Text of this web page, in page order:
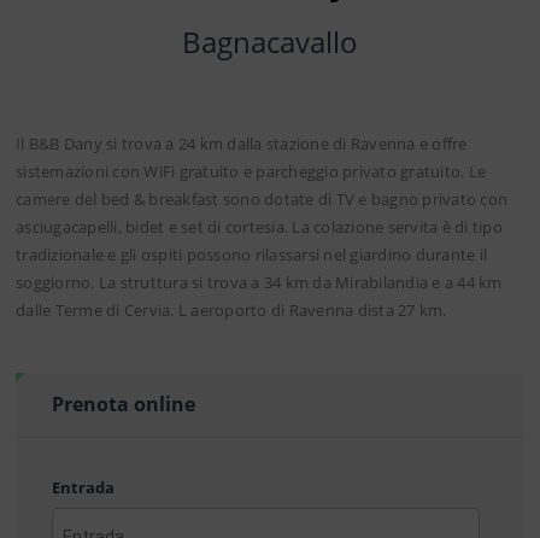
Bagnacavallo
Il B&B Dany si trova a 24 km dalla stazione di Ravenna e offre
sistemazioni con WiFi gratuito e parcheggio privato gratuito. Le
camere del bed & breakfast sono dotate di TV e bagno privato con
asciugacapelli, bidet e set di cortesia. La colazione servita è di tipo
tradizionale e gli ospiti possono rilassarsi nel giardino durante il
soggiorno. La struttura si trova a 34 km da Mirabilandia e a 44 km
dalle Terme di Cervia. L aeroporto di Ravenna dista 27 km.
Prenota online
Entrada